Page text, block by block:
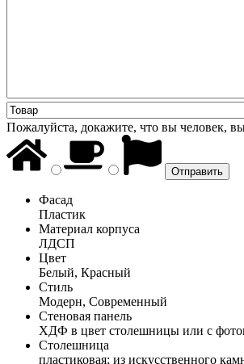
Пожалуйста, докажите, что вы человек,
Фасад
Пластик
Материал корпуса
ЛДСП
Цвет
Белый, Красный
Стиль
Модерн, Современный
Стеновая панель
ХДФ в цвет столешницы или с
Столешница
пластиковая; из искусственного